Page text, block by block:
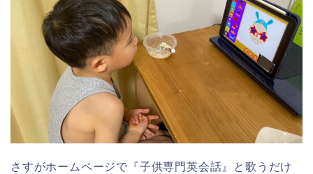
さすがホームページで『子供専門英会話』と歌うだけ